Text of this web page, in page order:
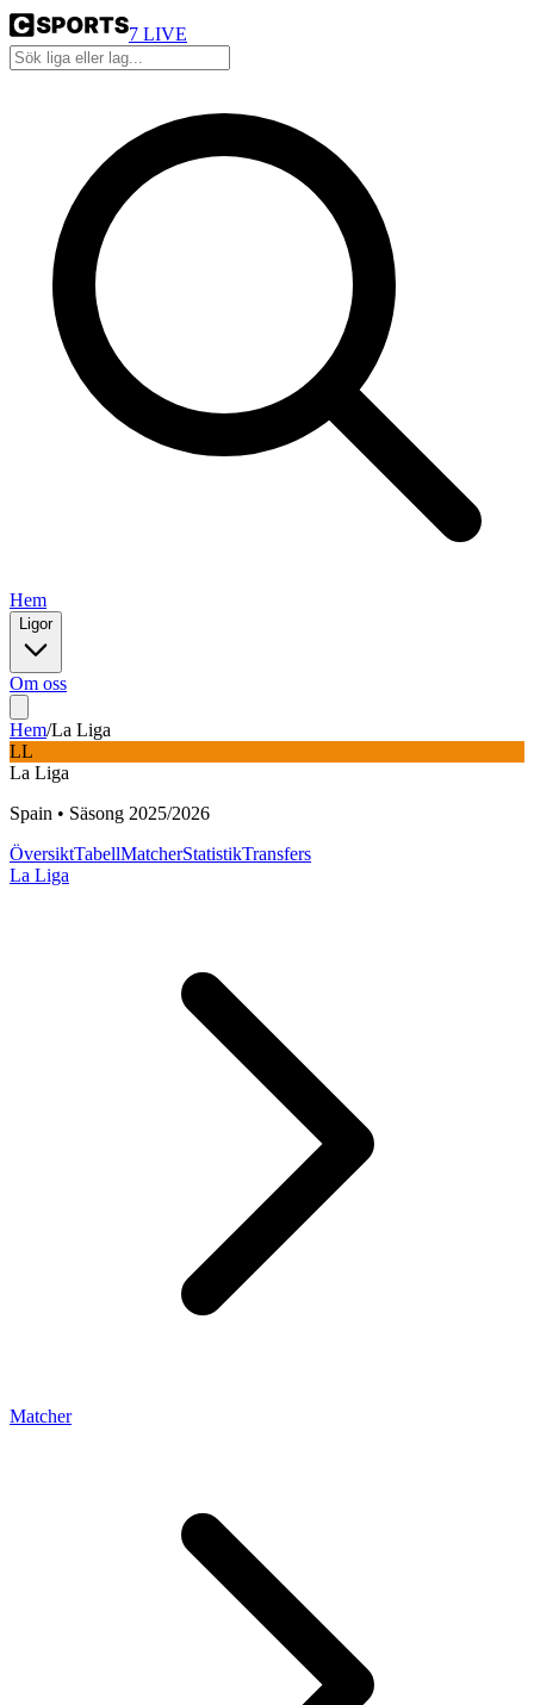
7 LIVE
Hem
Ligor
Om oss
Hem/La Liga
LL
La Liga
Spain • Säsong 2025/2026
ÖversiktTabellMatcherStatistikTransfers
La Liga
Matcher